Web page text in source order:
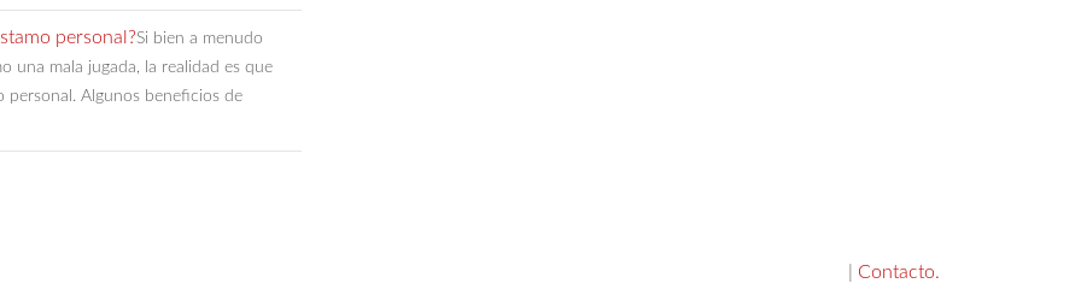
personal?Si bien a menudo
una mala jugada, la realidad es que
Algunos beneficios de
Contacto.